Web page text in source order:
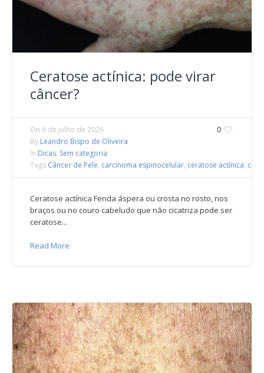
Ceratose actínica: pode virar
câncer?
0
On 6 de julho de 2026
By Leandro Bispo de Oliveira
In Dicas, Sem categoria
Tags Câncer de Pele, carcinoma espinocelular, ceratose actínica,
Ceratose actínica Ferida áspera ou crosta no rosto, nos
braços ou no couro cabeludo que não cicatriza pode ser
ceratose...
Read More